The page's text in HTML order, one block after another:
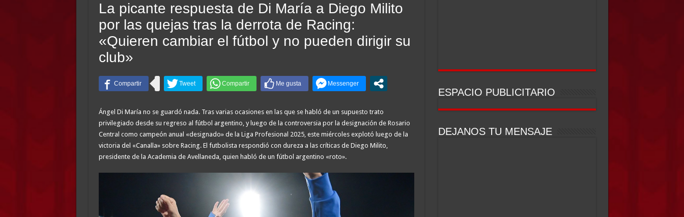
La picante respuesta de Di María a Diego Milito
por las quejas tras la derrota de Racing:
«Quieren cambiar el fútbol y no pueden dirigir su
club»
Ángel Di María no se guardó nada. Tras varias ocasiones en las que se habló de un supuesto trato
privilegiado desde su regreso al fútbol argentino, y luego de la controversia por la designación de Rosario
Central como campeón anual «designado» de la Liga Profesional 2025, este miércoles explotó luego de la
victoria del «Canalla» sobre Racing. El futbolista respondió con dureza a las críticas de Diego Milito,
presidente de la Academia de Avellaneda, quien habló de un fútbol argentino «roto».
ESPACIO PUBLICITARIO
DEJANOS TU MENSAJE